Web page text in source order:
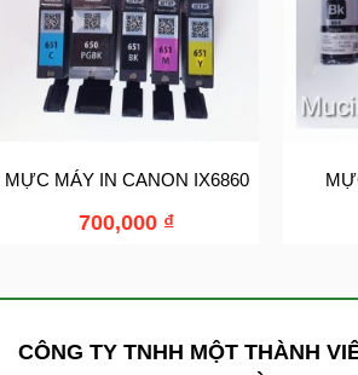
MỰC MÁY IN CANON IX6860
700,000 ₫
CÔNG TY TNHH MỘT THÀNH